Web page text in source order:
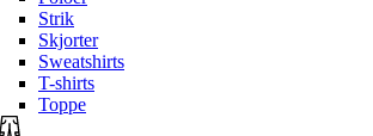
Strik
Skjorter
Sweatshirts
T-shirts
Toppe